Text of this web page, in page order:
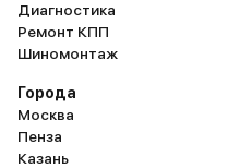
Диагностика
Ремонт КПП
Шиномонтаж
Города
Москва
Пенза
Казань